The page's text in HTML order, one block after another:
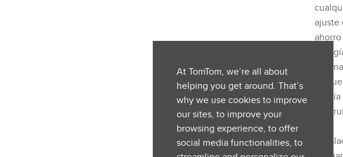
At TomTom, we’re all about
helping you get around. That’s
why we use cookies to improve
our sites, to improve your
browsing experience, to offer
social media functionalities, to
ajuste
ya que
podría